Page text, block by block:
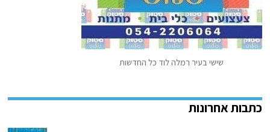
שישי בעיר רמלה לוד כל החדשות